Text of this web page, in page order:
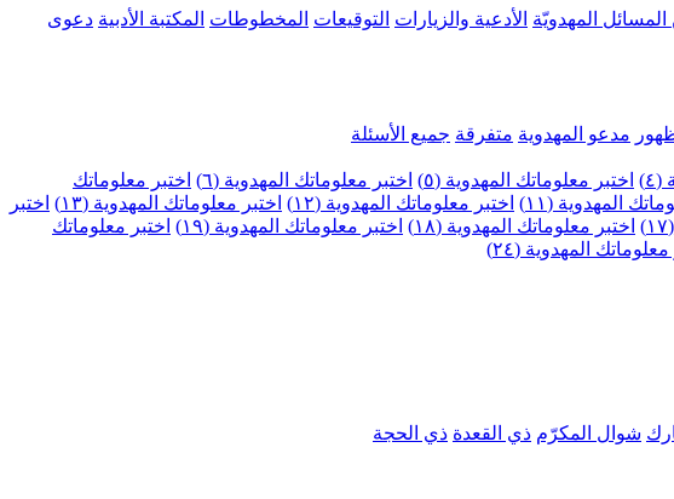
المهدويّة الأدعية والزيارات التوقيعات المخطوطات المكتبة الأدبية دعوى
مدعو المهدوية متفرقة جميع الأسئلة
اختبر معلوماتك المهدوية (٥) اختبر معلوماتك المهدوية (٦)
اختبر معلوماتك
المهدوية (١١) اختبر معلوماتك المهدوية (١٢) اختبر معلوماتك المهدوية (١٣)
اختبر
اختبر معلوماتك المهدوية (١٨) اختبر معلوماتك المهدوية (١٩)
اختبر معلوماتك
معلوماتك المهدوية (٢٤)
شوال المكرّم ذي القعدة ذي الحجة